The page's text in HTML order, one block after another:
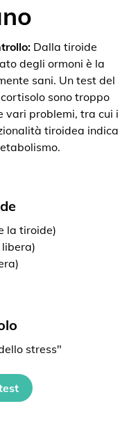
Dalla tiroide
degli ormoni è la
sani. Un test del
sono troppo
vari problemi, tra cui i
tiroidea indica
la tiroide)
stress"